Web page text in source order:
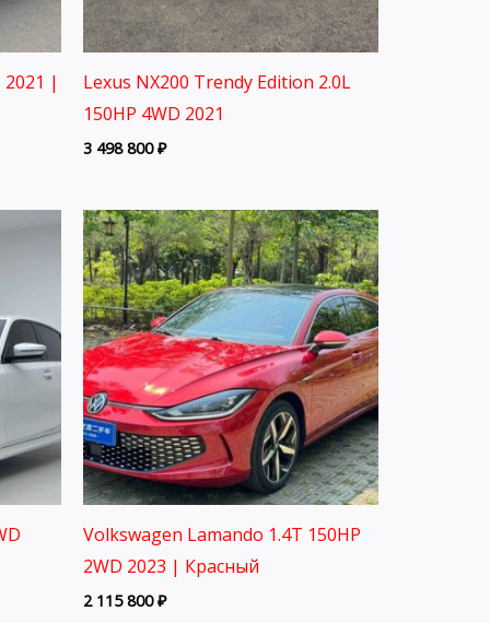
2021 |
Lexus NX200 Trendy Edition 2.0L
150HP 4WD 2021
3 498 800₽
Volkswagen Lamando 1.4T 150HP
2WD 2023 | Красный
2 115 800₽